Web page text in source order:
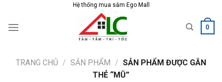
content
Hệ thống mua sắm Ego Mall
0
TRANG CHỦ / SẢN PHẨM / SẢN PHẨM ĐƯỢC GẮN
THẺ “MŨ”